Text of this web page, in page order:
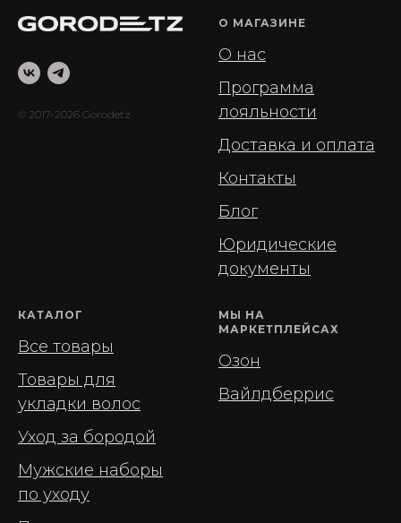
© 2017-2026 Gorodetz
О МАГАЗИНЕ
О нас
Программа
лояльности
Доставка и оплата
Контакты
Блог
Юридические
документы
КАТАЛОГ
Все товары
Товары для
укладки волос
Уход за бородой
Мужские наборы
по уходу
МЫ НА
МАРКЕТПЛЕЙСАХ
Озон
Вайлдберрис